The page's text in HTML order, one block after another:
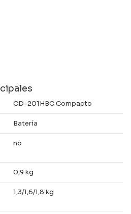
CD-201HBC Compacto
Batería
no
0,9 kg
1,3/1,6/1,8 kg